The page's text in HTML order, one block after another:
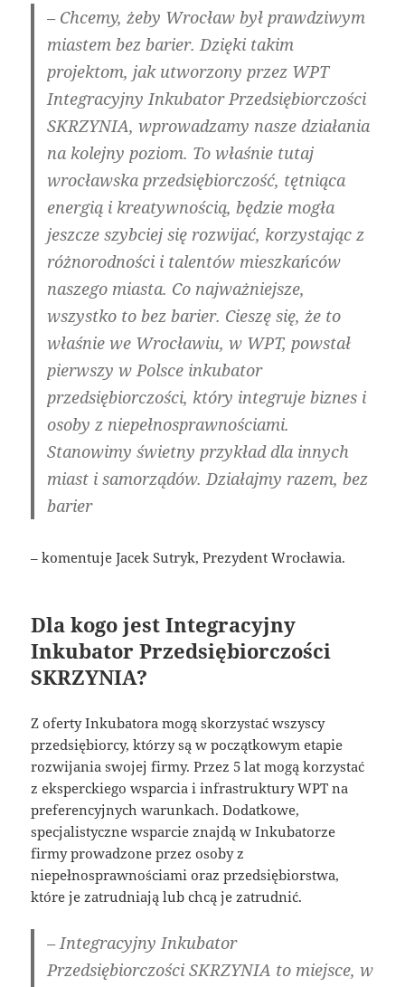
– Chcemy, żeby Wrocław był prawdziwym
miastem bez barier. Dzięki takim
projektom, jak utworzony przez WPT
Integracyjny Inkubator Przedsiębiorczości
SKRZYNIA, wprowadzamy nasze działania
na kolejny poziom. To właśnie tutaj
wrocławska przedsiębiorczość, tętniąca
energią i kreatywnością, będzie mogła
jeszcze szybciej się rozwijać, korzystając z
różnorodności i talentów mieszkańców
naszego miasta. Co najważniejsze,
wszystko to bez barier. Cieszę się, że to
właśnie we Wrocławiu, w WPT, powstał
pierwszy w Polsce inkubator
przedsiębiorczości, który integruje biznes i
osoby z niepełnosprawnościami.
Stanowimy świetny przykład dla innych
miast i samorządów. Działajmy razem, bez
barier
– komentuje Jacek Sutryk, Prezydent Wrocławia.
Dla kogo jest Integracyjny
Inkubator Przedsiębiorczości
SKRZYNIA?
Z oferty Inkubatora mogą skorzystać wszyscy
przedsiębiorcy, którzy są w początkowym etapie
rozwijania swojej firmy. Przez 5 lat mogą korzystać
z eksperckiego wsparcia i infrastruktury WPT na
preferencyjnych warunkach. Dodatkowe,
specjalistyczne wsparcie znajdą w Inkubatorze
firmy prowadzone przez osoby z
niepełnosprawnościami oraz przedsiębiorstwa,
które je zatrudniają lub chcą je zatrudnić.
– Integracyjny Inkubator
Przedsiębiorczości SKRZYNIA to miejsce, w